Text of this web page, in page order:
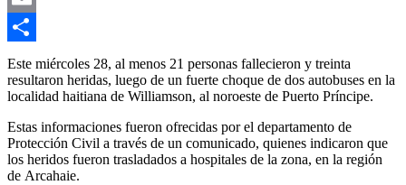
Email
Compartir
Este miércoles 28, al menos 21 personas fallecieron y treinta
resultaron heridas, luego de un fuerte choque de dos autobuses en la
localidad haitiana de Williamson, al noroeste de Puerto Príncipe.
Estas informaciones fueron ofrecidas por el departamento de
Protección Civil a través de un comunicado, quienes indicaron que
los heridos fueron trasladados a hospitales de la zona, en la región
de Arcahaie.